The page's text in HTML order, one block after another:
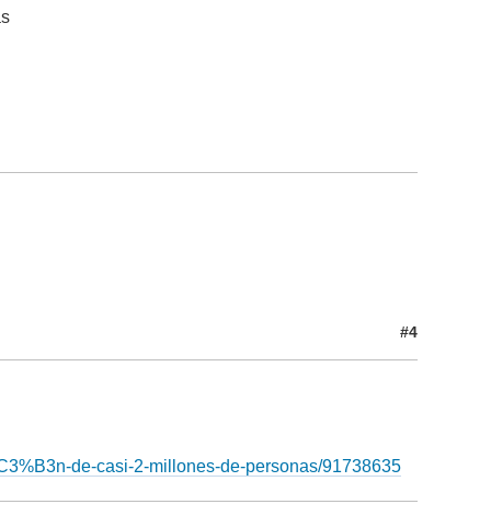
#4
de-casi-2-millones-de-personas/91738635